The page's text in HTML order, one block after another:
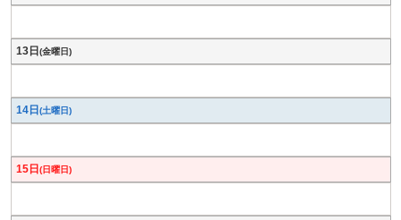
13日 (金曜日)
14日 (土曜日)
15日 (日曜日)